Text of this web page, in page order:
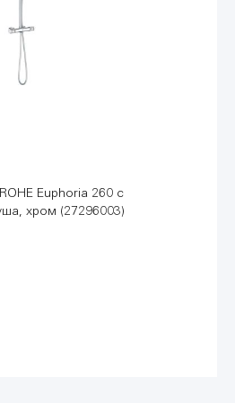
Euphoria 260 с
хром (27296003)